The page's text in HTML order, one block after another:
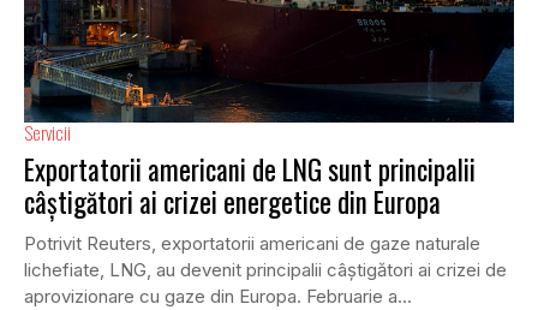
Servicii
Exportatorii americani de LNG sunt principalii
câştigători ai crizei energetice din Europa
Potrivit Reuters, exportatorii americani de gaze naturale
lichefiate, LNG, au devenit principalii câştigători ai crizei de
aprovizionare cu gaze din Europa. Februarie a...